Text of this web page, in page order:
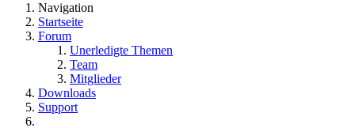
Navigation
Startseite
Forum
Unerledigte Themen
Team
Mitglieder
Downloads
Support